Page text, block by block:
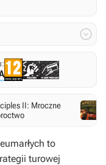

II: Mroczne
to
turowej